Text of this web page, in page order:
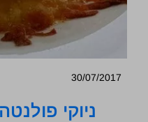
30/07/2017
ניוקי